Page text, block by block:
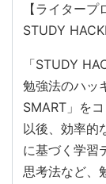
【ライタープ
STUDY
「STUDY
勉強法のハッ
SMART」を
以後、効率的
に基づく学習
思考法など、